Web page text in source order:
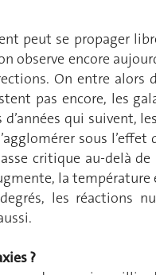
peut se propager
observe encore
On entre alors
pas encore, les
qui suivent,
sous
critique au-delà
la
les réactions
?